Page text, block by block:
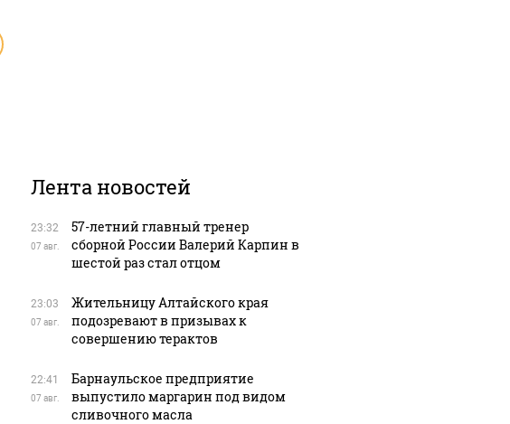
Лента новостей
23:32
07 авг.
57-летний главный тренер
сборной России Валерий Карпин в
шестой раз стал отцом
23:03
07 авг.
Жительницу Алтайского края
подозревают в призывах к
совершению терактов
22:41
07 авг.
Барнаульское предприятие
выпустило маргарин под видом
сливочного масла